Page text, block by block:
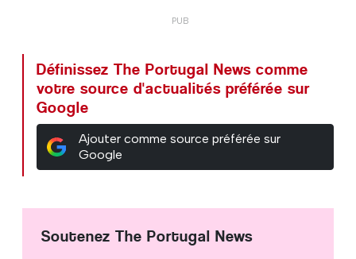
Définissez The Portugal News comme
votre source d'actualités préférée sur
Google
Ajouter comme source préférée sur
Google
Soutenez The Portugal News